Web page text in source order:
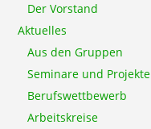
Der Vorstand
Aktuelles
Aus den Gruppen
Seminare und Projekte
Berufswettbewerb
Arbeitskreise